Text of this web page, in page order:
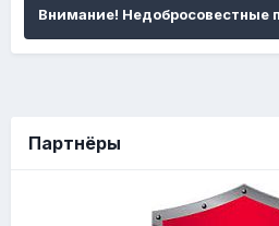
Внимание! Недобросовестные
Партнёры